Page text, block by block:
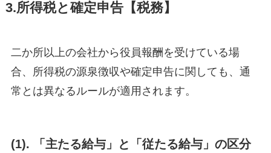
3.所得税と確定申告【税務】
二か所以上の会社から役員報酬を受けている場
合、所得税の源泉徴収や確定申告に関しても、通
常とは異なるルールが適用されます。
(1). 「主たる給与」と「従たる給与」の区分